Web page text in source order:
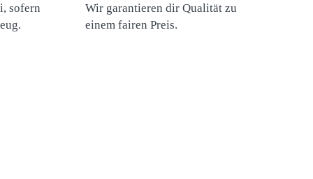
sofern
Wir garantieren dir Qualität zu
einem fairen Preis.